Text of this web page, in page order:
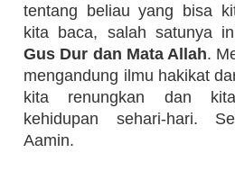
tentang beliau yang bisa
kita baca, salah satunya
Gus Dur dan Mata Allah.
mengandung ilmu hakikat
kita renungkan dan
kehidupan sehari-hari.
Aamin.